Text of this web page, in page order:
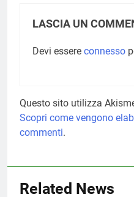
LASCIA UN
Devi essere connesso
Questo sito utilizza
Scopri come vengono
commenti.
Related News